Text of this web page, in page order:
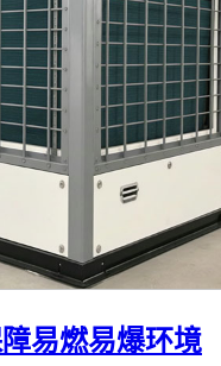
易燃易爆环境